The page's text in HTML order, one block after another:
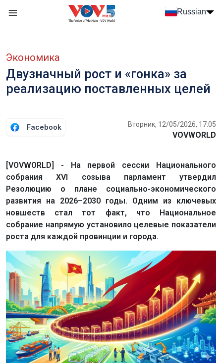
Russian
Экономика
Двузначный рост и «гонка» за
реализацию поставленных целей
Facebook Вторник, 12/05/2026, 17:05
VOVWORLD
[VOVWORLD] - На первой сессии Национального
собрания XVI созыва парламент утвердил
Резолюцию о плане социально-экономического
развития на 2026–2030 годы. Одним из ключевых
новшеств стал тот факт, что Национальное
собрание напрямую установило целевые показатели
роста для каждой провинции и города.